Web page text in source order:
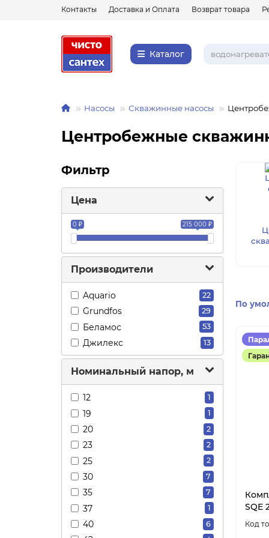
Контакты Доставка и Оплата Возврат товара
Каталог
Насосы Скважинные насосы
Центробежные
Фильтр
Цена
0 ₽ 215 000 ₽
Производители
Aquario 22
Grundfos 29
Беламос 53
Джилекс 13
Номинальный напор, м
12 1
19 1
20 2
23 2
25 2
30 7
35 7
37 1
40 6
По
SQE